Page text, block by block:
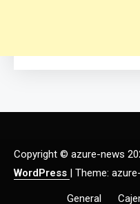
Copyright © azure-news
WordPress | Theme:
General